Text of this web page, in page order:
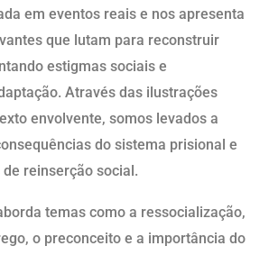
em eventos reais e nos apresenta
que lutam para reconstruir
estigmas sociais e
Através das ilustrações
envolvente, somos levados a
do sistema prisional e
reinserção social.
temas como a ressocialização,
o preconceito e a importância do